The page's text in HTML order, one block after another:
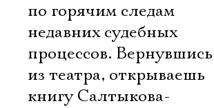
по горячим следам
недавних судебных
процессов. Вернувшись
из театра, открываешь
книгу Салтыкова-